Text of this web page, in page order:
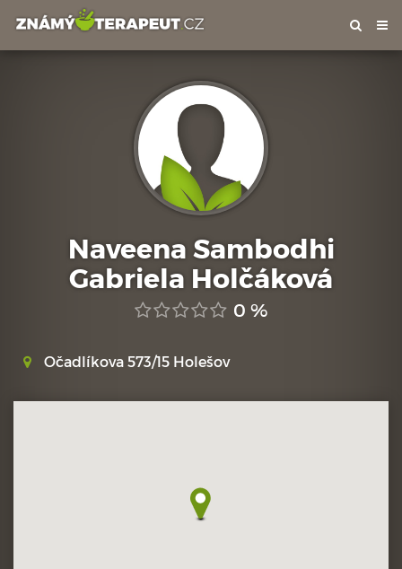
Naveena Sambodhi
Gabriela Holčáková
0 %
Očadlíkova 573/15 Holešov